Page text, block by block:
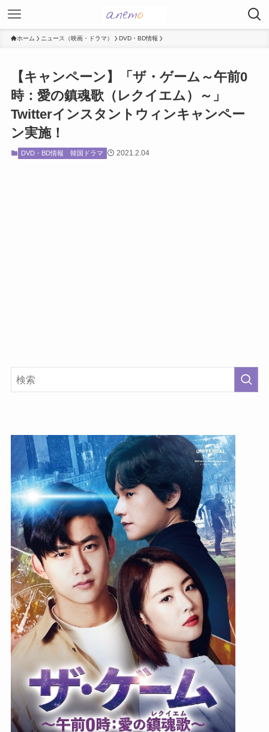
ホーム ニュース（映画・ドラマ） DVD・BD情報
【キャンペーン】「ザ・ゲーム～午前0
時：愛の鎮魂歌（レクイエム）～」
Twitterインスタントウィンキャンペー
ン実施！
DVD・BD情報 韓国ドラマ 2021.2.04